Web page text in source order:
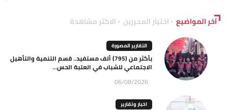
آخر المواضيع اختيار المحررين الاكثر مشاهدة
التقارير المصورة
بأكثر من (795) ألف مستفيد.. قسم التنمية والتأهيل
الاجتماعي للشباب في العتبة الحس...
06/08/2026
اخبار وتقارير